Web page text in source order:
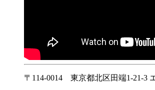
〒114-0014 東京都北区田端1-21-3